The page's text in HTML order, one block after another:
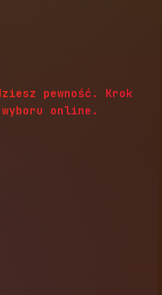
pewność. Krok
online.